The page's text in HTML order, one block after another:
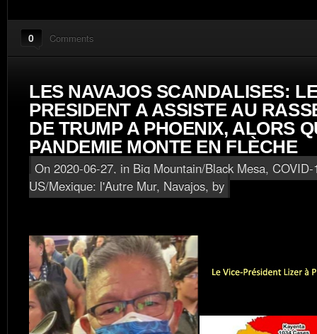
0 Comments
LES NAVAJOS SCANDALISES:
PRESIDENT A ASSISTE AU
DE TRUMP A PHOENIX, ALORS
PANDEMIE MONTE EN FLÈCHE
On 2020-06-27, in Big Mountain/Black Mesa, COVID-
US/Mexique: l'Autre Mur, Navajos, by